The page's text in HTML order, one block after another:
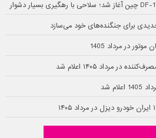
برای جنگنده‌های خود می‌سازد